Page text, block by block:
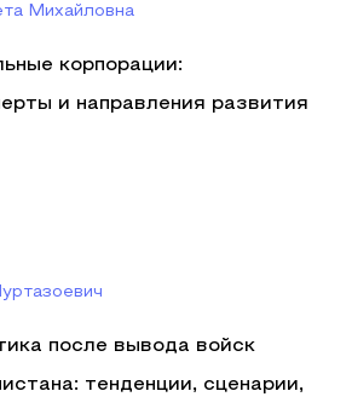
Михайловна
корпорации:
и направления развития
после вывода войск
тенденции, сценарии,